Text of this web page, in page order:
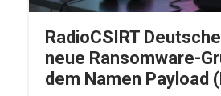
RadioCSIRT
neue Ransomware-
dem Namen Payload